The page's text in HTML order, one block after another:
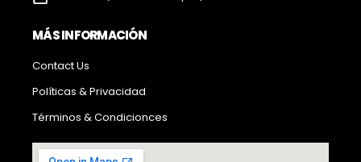
MÁS INFORMACIÓN
Contact Us
Políticas & Privacidad
Términos & Condicionces